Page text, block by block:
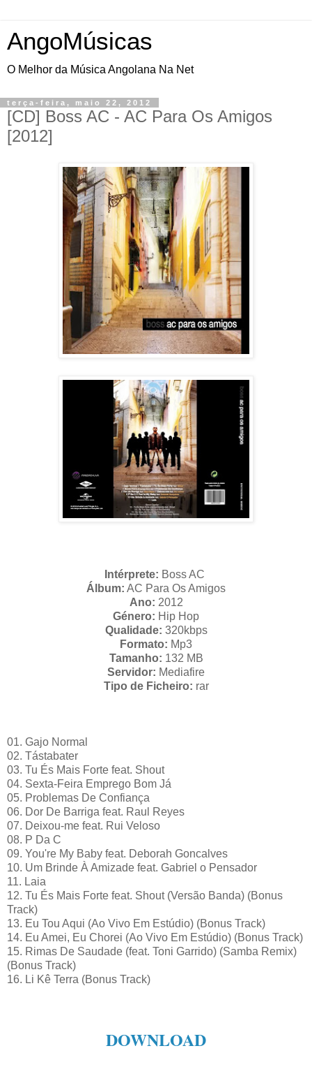
AngoMúsicas
O Melhor da Música Angolana Na Net
terça-feira, maio 22, 2012
[CD] Boss AC - AC Para Os Amigos
[2012]
Intérprete: Boss AC
Álbum: AC Para Os Amigos
Ano: 2012
Género: Hip Hop
Qualidade: 320kbps
Formato: Mp3
Tamanho: 132 MB
Servidor: Mediafire
Tipo de Ficheiro: rar
01. Gajo Normal
02. Tástabater
03. Tu És Mais Forte feat. Shout
04. Sexta-Feira Emprego Bom Já
05. Problemas De Confiança
06. Dor De Barriga feat. Raul Reyes
07. Deixou-me feat. Rui Veloso
08. P Da C
09. You're My Baby feat. Deborah Goncalves
10. Um Brinde À Amizade feat. Gabriel o Pensador
11. Laia
12. Tu És Mais Forte feat. Shout (Versão Banda) (Bonus
Track)
13. Eu Tou Aqui (Ao Vivo Em Estúdio) (Bonus Track)
14. Eu Amei, Eu Chorei (Ao Vivo Em Estúdio) (Bonus Track)
15. Rimas De Saudade (feat. Toni Garrido) (Samba Remix)
(Bonus Track)
16. Li Kê Terra (Bonus Track)
DOWNLOAD